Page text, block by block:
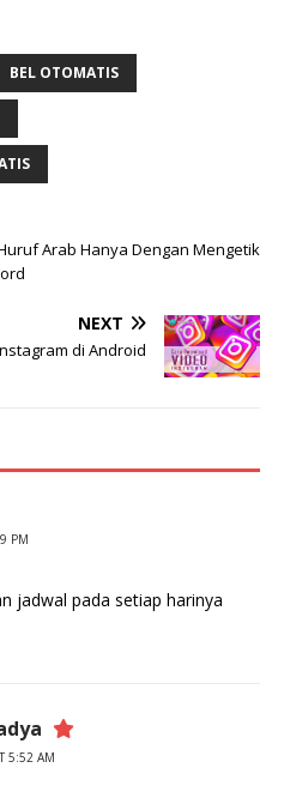
BEL OTOMATIS
Arab Hanya Dengan Mengetik
NEXT
di Android
PM
jadwal pada setiap harinya
5:52 AM